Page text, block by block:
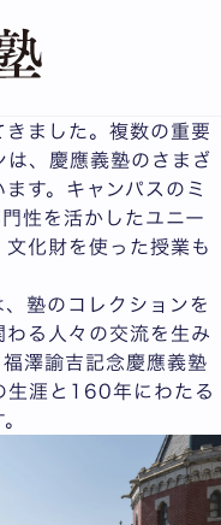
ました。複数の重要
、慶應義塾のさまざ
す。キャンパスのミ
性を活かしたユニー
化財を使った授業も
塾のコレクションを
る人々の交流を生み
澤諭吉記念慶應義塾
生涯と160年にわたる